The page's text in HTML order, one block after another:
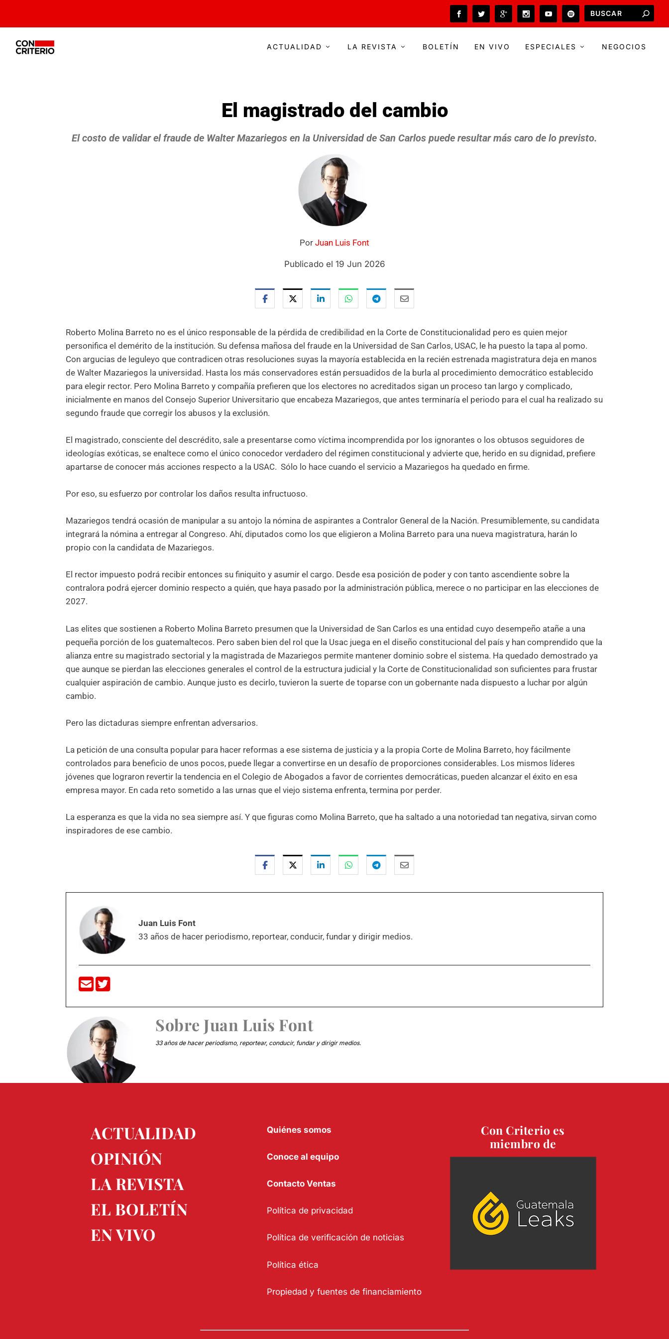
ACTUALIDAD LA REVISTA BOLETÍN EN VIVO ESPECIALES NEGOCIOS
El magistrado del cambio
El costo de validar el fraude de Walter Mazariegos en la Universidad de San Carlos puede resultar más caro de lo previsto.
Por Juan Luis Font
Publicado el 19 Jun 2026
Roberto Molina Barreto no es el único responsable de la pérdida de credibilidad en la Corte de Constitucionalidad pero es quien mejor
personifica el demérito de la institución. Su defensa mañosa del fraude en la Universidad de San Carlos, USAC, le ha puesto la tapa al pomo.
Con argucias de leguleyo que contradicen otras resoluciones suyas la mayoría establecida en la recién estrenada magistratura deja en manos
de Walter Mazariegos la universidad. Hasta los más conservadores están persuadidos de la burla al procedimiento democrático establecido
para elegir rector. Pero Molina Barreto y compañía prefieren que los electores no acreditados sigan un proceso tan largo y complicado,
inicialmente en manos del Consejo Superior Universitario que encabeza Mazariegos, que antes terminaría el periodo para el cual ha realizado su
segundo fraude que corregir los abusos y la exclusión.
El magistrado, consciente del descrédito, sale a presentarse como víctima incomprendida por los ignorantes o los obtusos seguidores de
ideologías exóticas, se enaltece como el único conocedor verdadero del régimen constitucional y advierte que, herido en su dignidad, prefiere
apartarse de conocer más acciones respecto a la USAC. Sólo lo hace cuando el servicio a Mazariegos ha quedado en firme.
Por eso, su esfuerzo por controlar los daños resulta infructuoso.
Mazariegos tendrá ocasión de manipular a su antojo la nómina de aspirantes a Contralor General de la Nación. Presumiblemente, su candidata
integrará la nómina a entregar al Congreso. Ahí, diputados como los que eligieron a Molina Barreto para una nueva magistratura, harán lo
propio con la candidata de Mazariegos.
El rector impuesto podrá recibir entonces su finiquito y asumir el cargo. Desde esa posición de poder y con tanto ascendiente sobre la
contralora podrá ejercer dominio respecto a quién, que haya pasado por la administración pública, merece o no participar en las elecciones de
2027.
Las elites que sostienen a Roberto Molina Barreto presumen que la Universidad de San Carlos es una entidad cuyo desempeño atañe a una
pequeña porción de los guatemaltecos. Pero saben bien del rol que la Usac juega en el diseño constitucional del país y han comprendido que la
alianza entre su magistrado sectorial y la magistrada de Mazariegos permite mantener dominio sobre el sistema. Ha quedado demostrado ya
que aunque se pierdan las elecciones generales el control de la estructura judicial y la Corte de Constitucionalidad son suficientes para frustar
cualquier aspiración de cambio. Aunque justo es decirlo, tuvieron la suerte de toparse con un gobernante nada dispuesto a luchar por algún
cambio.
Pero las dictaduras siempre enfrentan adversarios.
La petición de una consulta popular para hacer reformas a ese sistema de justicia y a la propia Corte de Molina Barreto, hoy fácilmente
controlados para beneficio de unos pocos, puede llegar a convertirse en un desafío de proporciones considerables. Los mismos líderes
jóvenes que lograron revertir la tendencia en el Colegio de Abogados a favor de corrientes democráticas, pueden alcanzar el éxito en esa
empresa mayor. En cada reto sometido a las urnas que el viejo sistema enfrenta, termina por perder.
La esperanza es que la vida no sea siempre así. Y que figuras como Molina Barreto, que ha saltado a una notoriedad tan negativa, sirvan como
inspiradores de ese cambio.
Juan Luis Font
33 años de hacer periodismo, reportear, conducir, fundar y dirigir medios.
Sobre Juan Luis Font
33 años de hacer periodismo, reportear, conducir, fundar y dirigir medios.
ACTUALIDAD
OPINIÓN
LA REVISTA
EL BOLETÍN
EN VIVO
Quiénes somos
Conoce al equipo
Contacto Ventas
Política de privacidad
Política de verificación de noticias
Política ética
Propiedad y fuentes de financiamiento
Con Criterio es
miembro de